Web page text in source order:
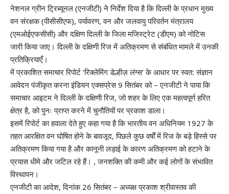
नेशनल ग्रीन ट्रिब्यूनल (एनजीटी) ने निर्देश दिया है कि दिल्ली के प्रधान मुख्य
वन संरक्षक (पीसीसीएफ), पर्यावरण, वन और जलवायु परिवर्तन मंत्रालय
(एमओईएफसीसी) और दक्षिण दिल्ली के जिला मजिस्ट्रेट (डीएम) को नोटिस
जारी किया जाए। दिल्ली के दक्षिणी रिज में अतिक्रमण से संबंधित मामले में उनकी
प्रतिक्रियाएँ।
में प्रकाशित समाचार रिपोर्ट ‘रिक्लेमिंग डेल्हीज़ लंग्स’ के आधार पर स्वत: संज्ञान
आवेदन पंजीकृत करनाइंडियन एक्सप्रेस9 सितंबर को – एनजीटी ने पाया कि
समाचार आइटम ने दिल्ली के दक्षिणी रिज, जो शहर के लिए एक महत्वपूर्ण हरित
क्षेत्र है, को पुनः प्राप्त करने में चुनौतियों पर प्रकाश डाला।
इसमें रिपोर्ट का हवाला देते हुए कहा गया है कि भारतीय वन अधिनियम 1927 के
तहत आरक्षित वन घोषित होने के बावजूद, पिछले कुछ वर्षों में रिज के बड़े हिस्से पर
अतिक्रमण किया गया है और कानूनी लड़ाई के कारण अतिक्रमण को हटाने के
प्रयास धीमे और जटिल रहे हैं। , जनशक्ति की कमी और कई लोगों के संभावित
विस्थापन।
एनजीटी का आदेश, दिनांक 26 सितंबर – अध्यक्ष प्रकाश श्रीवास्तव की